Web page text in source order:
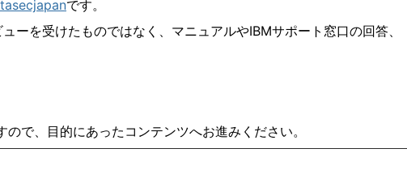
です。
ーを受けたものではなく、マニュアルやIBMサポート窓口の回答、
で、目的にあったコンテンツへお進みください。